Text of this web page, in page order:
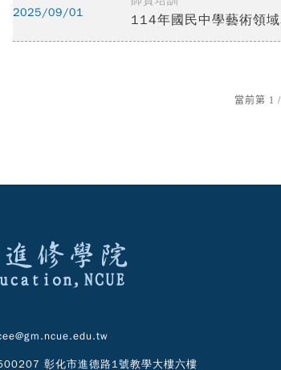
2025/09/01 114年國民中學藝術領
當前第 1
彰化市進德路1號教學大樓六樓